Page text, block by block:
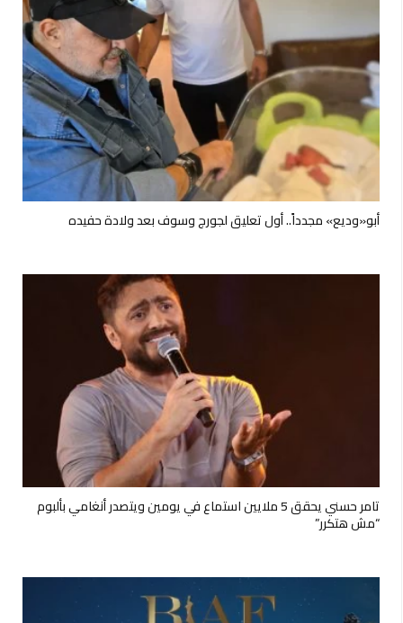
أبو«وديع» مجدداً.. أول تعليق لجورج وسوف بعد ولادة حفيده
تامر حسني يحقق 5 ملايين استماع في يومين ويتصدر أنغامي بألبوم
“مش هتكرر”